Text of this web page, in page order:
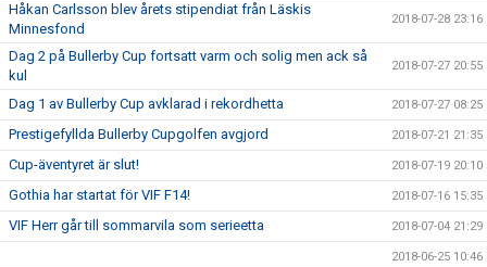
Håkan Carlsson blev årets stipendiat från Läskis
Minnesfond
2018-07-28 23:16
Dag 2 på Bullerby Cup fortsatt varm och solig men ack så
kul
2018-07-27 20:55
Dag 1 av Bullerby Cup avklarad i rekordhetta 2018-07-27 08:25
Prestigefyllda Bullerby Cupgolfen avgjord 2018-07-21 21:35
Cup-äventyret är slut! 2018-07-19 20:10
Gothia har startat för VIF F14! 2018-07-16 15:35
VIF Herr går till sommarvila som serieetta 2018-07-04 21:29
2018-06-25 10:46